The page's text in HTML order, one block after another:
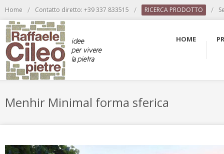
Home / Contatto diretto: +39 337 833515 / RICERCA PRODOTTO /
HOME
Menhir Minimal forma sferica